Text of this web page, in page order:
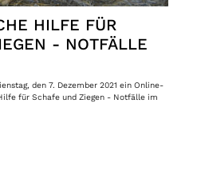
HILFE FÜR
- NOTFÄLLE
den 7. Dezember 2021 ein Online-
für Schafe und Ziegen - Notfälle im